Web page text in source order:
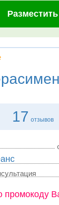
17 отзывов
промокоду